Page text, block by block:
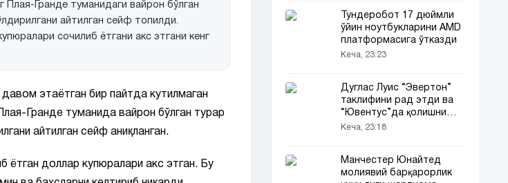
Плая-Гранде туманидаги вайрон бўлган
айтилган сейф топилди.
сочилиб ётгани акс этгани кенг
этаётган бир пайтда кутилмаган
Гранде туманида вайрон бўлган турар
айтилган сейф аниқланган.
доллар купюралари акс этган. Бу
Тундеробот 17 дюймли
ўйин ноутбукларини AMD
платформасига ўтказди
Кеча, 23:23
Дуглас Луис “Эвертон”
таклифини рад этди ва
“Ювентус”да қолишни
танлади
Кеча, 23:18
Манчестер Юнайтед
молиявий барқарорлик